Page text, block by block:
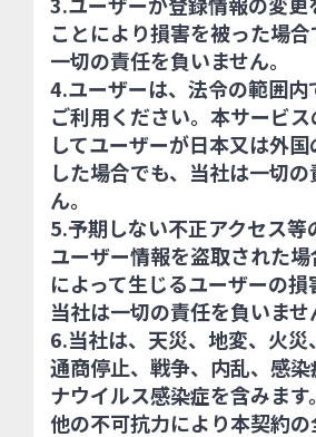
ことにより損害を被った場
一切の責任を負いません。
4.ユーザーは、法令の範囲内
ご利用ください。本サービ
してユーザーが日本又は外
した場合でも、当社は一切
ん。
5.予期しない不正アクセス等
ユーザー情報を盗取された
によって生じるユーザーの損
当社は一切の責任を負いませ
6.当社は、天災、地変、火災
通商停止、戦争、内乱、感
ナウイルス感染症を含みま
他の不可抗力により本契約